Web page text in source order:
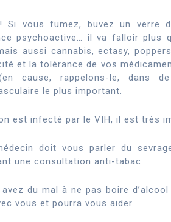
Si vous fumez, buvez un verre
psychoactive… il va falloir plus
aussi cannabis, ectasy,
et la tolérance de vos
cause, rappelons-le, dans
le plus important.
est infecté par le VIH, il est très
doit vous parler du
une consultation anti-tabac.
du mal à ne pas boire
vous et pourra vous aider.